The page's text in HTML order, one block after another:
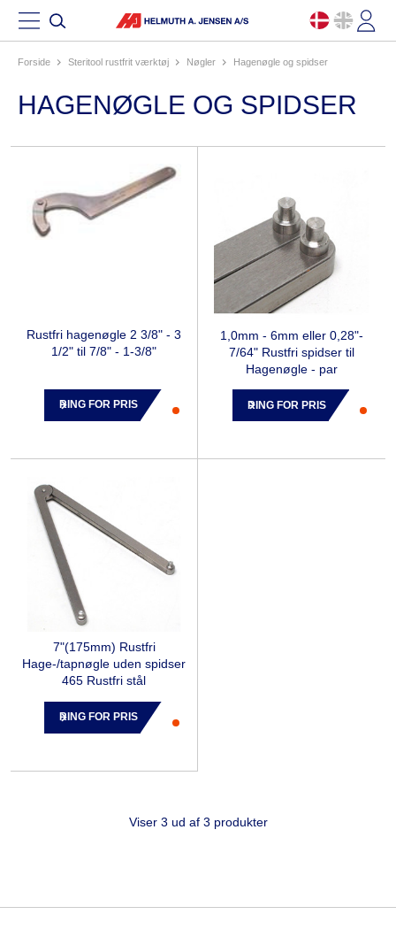
Forside steritool rustfrit værktøj nøgler hagenøgle og spidser
HAGENØGLE OG SPIDSER
Rustfri hagenøgle 2 3/8" - 3
1/2" til 7/8" - 1-3/8"
RING FOR PRIS
1,0mm - 6mm eller 0,28"-
7/64" Rustfri spidser til
Hagenøgle - par
RING FOR PRIS
7"(175mm) Rustfri
Hage-/tapnøgle uden spidser
465 Rustfri stål
RING FOR PRIS
Viser 3 ud af 3 produkter